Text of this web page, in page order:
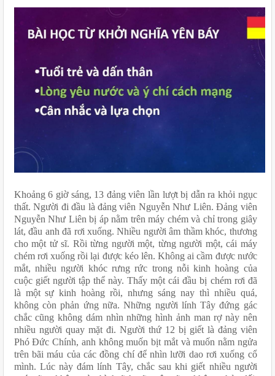
Khoảng 6 giờ sáng, 13 đảng viên lần lượt bị dẫn ra khỏi ngục
thất. Người đi đầu là đảng viên Nguyễn Như Liên. Đảng viên
Nguyễn Như Liên bị áp nằm trên máy chém và chỉ trong giây
lát, đầu anh đã rơi xuống. Nhiều người âm thầm khóc, thương
cho một tử sĩ. Rồi từng người một, từng người một, cái máy
chém rơi xuống rồi lại được kéo lên. Không ai cầm được nước
mắt, nhiều người khóc rưng rức trong nỗi kinh hoàng của
cuộc giết người tập thể này. Thấy một cái đầu bị chém rơi đã
là một sự kinh hoàng rồi, nhưng sáng nay thì nhiều quá,
không còn phản ứng nữa. Những người lính Tây đứng gác
chắc cũng không dám nhìn những hình ảnh man rợ này nên
nhiều người quay mặt đi. Người thứ 12 bị giết là đảng viên
Phó Đức Chính, anh không muốn bịt mắt và muốn nằm ngửa
trên bãi máu của các đồng chí để nhìn lưỡi dao rơi xuống cổ
mình. Lúc này đám lính Tây, chắc sau khi giết nhiều người